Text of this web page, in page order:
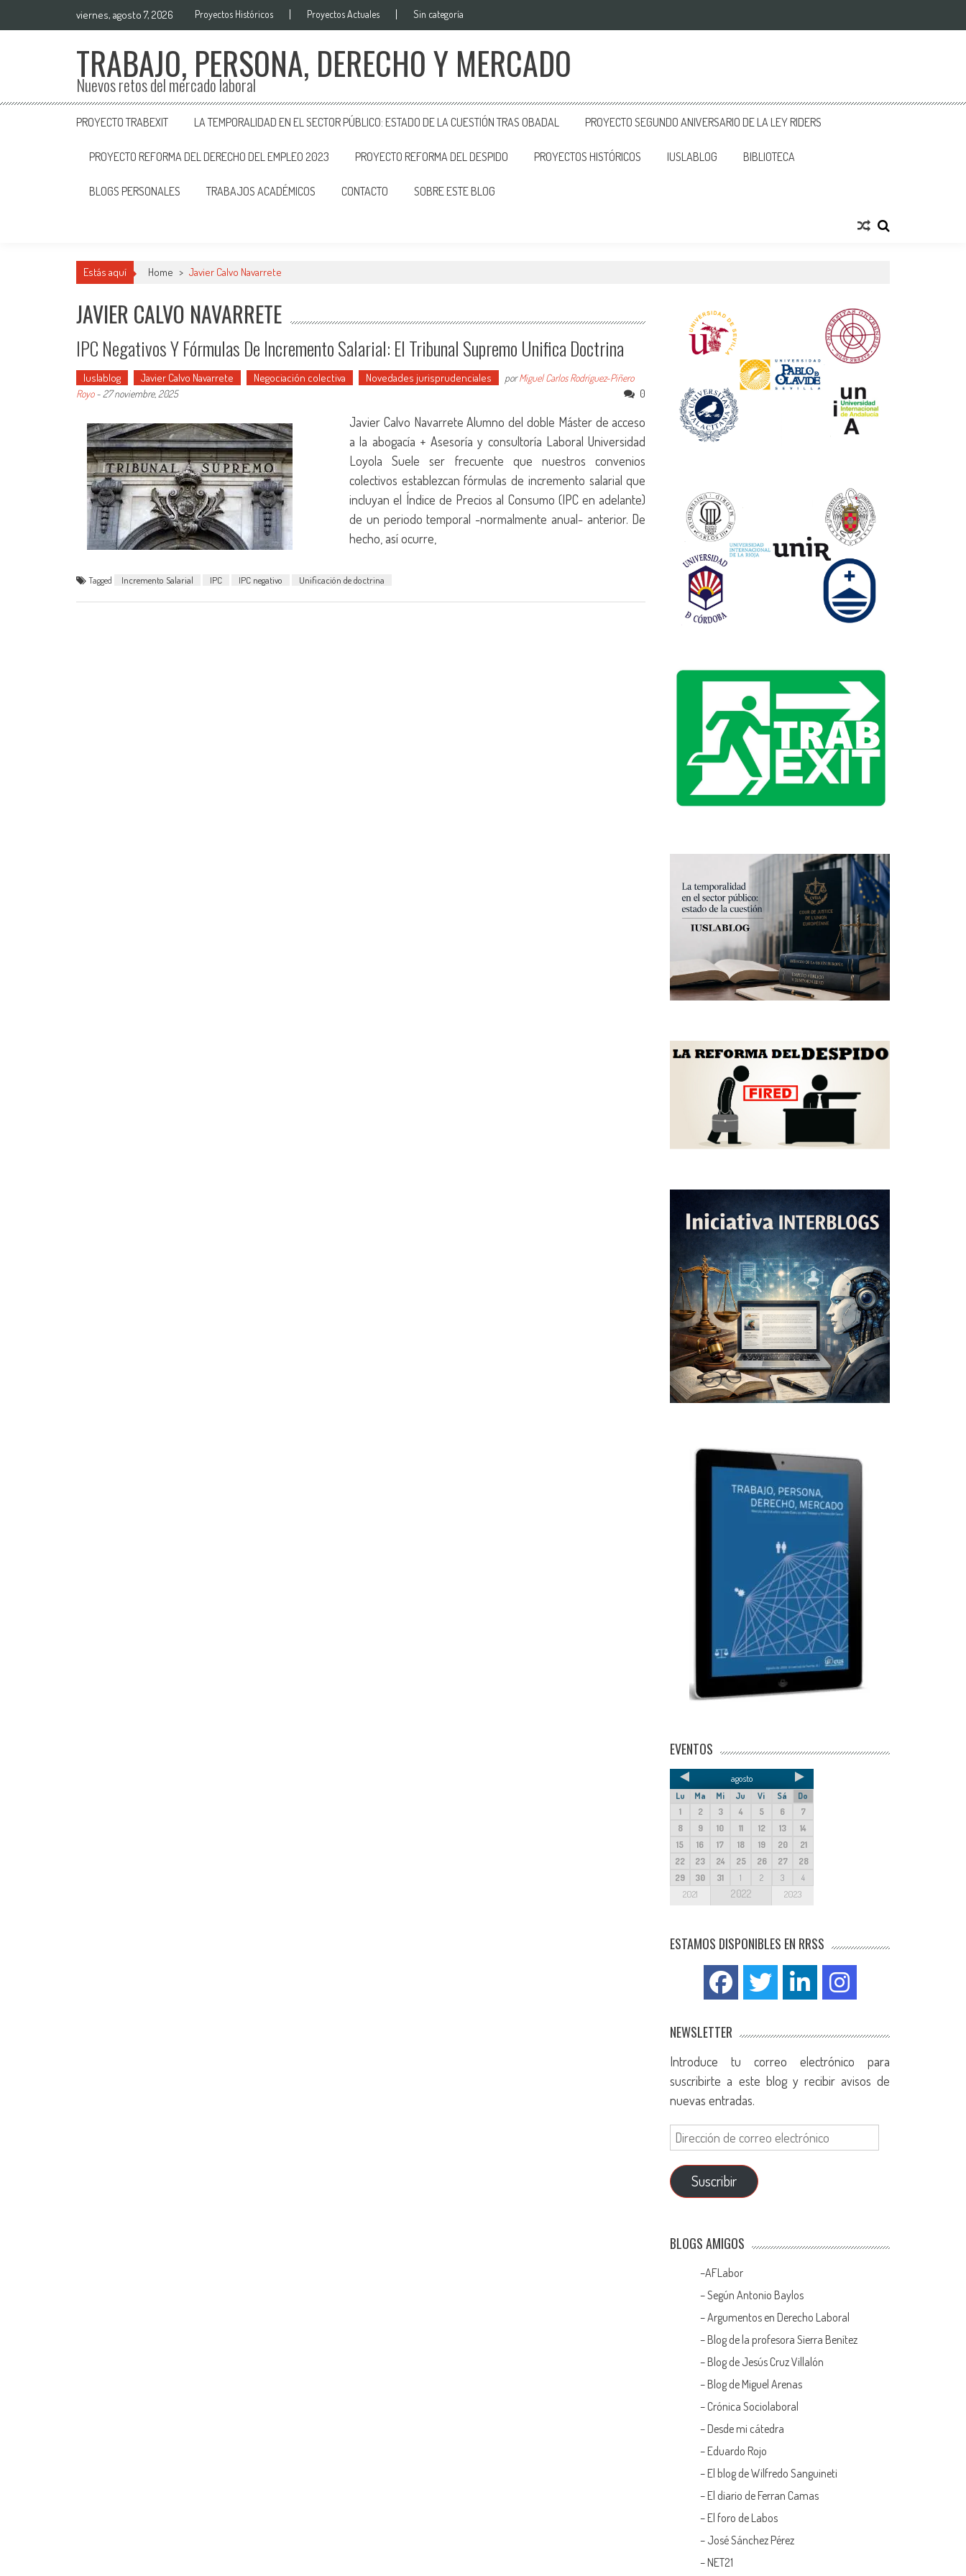
viernes, agosto 7, 2026 Proyectos Históricos Proyectos Actuales Sin categoría
TRABAJO, PERSONA, DERECHO Y MERCADO
Nuevos retos del mercado laboral
PROYECTO TRABEXIT LA TEMPORALIDAD EN EL SECTOR PÚBLICO: ESTADO DE LA CUESTIÓN TRAS OBADAL PROYECTO SEGUNDO ANIVERSARIO DE LA LEY RIDERS
PROYECTO REFORMA DEL DERECHO DEL EMPLEO 2023 PROYECTO REFORMA DEL DESPIDO PROYECTOS HISTÓRICOS IUSLABLOG BIBLIOTECA
BLOGS PERSONALES TRABAJOS ACADÉMICOS CONTACTO SOBRE ESTE BLOG
Estás aquí Home > Javier Calvo Navarrete
JAVIER CALVO NAVARRETE
IPC Negativos Y Fórmulas De Incremento Salarial: El Tribunal Supremo Unifica Doctrina
Iuslablog Javier Calvo Navarrete Negociación colectiva Novedades jurisprudenciales porMiguel Carlos Rodríguez-Piñero
Royo- 27 noviembre, 2025 0
Javier Calvo Navarrete Alumno del doble Máster de acceso
a la abogacía + Asesoría y consultoría Laboral Universidad
Loyola Suele ser frecuente que nuestros convenios
colectivos establezcan fórmulas de incremento salarial que
incluyan el Índice de Precios al Consumo (IPC en adelante)
de un periodo temporal -normalmente anual- anterior. De
hecho, así ocurre,
Tagged Incremento Salarial IPC IPC negativo Unificación de doctrina
EVENTOS
agosto
Lu Ma Mi Ju Vi Sá
Do
1
2 3 4 5 6
7
8
9 10 11 12 13
14
15
16 17 18 19 20
21
22
23 24 25 26 27
28
29
30 31 1 2 3 4
2021 2022 2023
ESTAMOS DISPONIBLES EN RRSS
NEWSLETTER
Introduce tu correo electrónico para
suscribirte a este blog y recibir avisos de
nuevas entradas.
Suscribir
BLOGS AMIGOS
–AFLabor
– Según Antonio Baylos
–Argumentos en Derecho Laboral
– Blog de la profesora Sierra Benítez
– Blog de Jesús Cruz Villalón
– Blog de Miguel Arenas
– Crónica Sociolaboral
– Desde mi cátedra
– Eduardo Rojo
– El blog de Wilfredo Sanguineti
– El diario de Ferran Camas
– El foro de Labos
– José Sánchez Pérez
– NET21